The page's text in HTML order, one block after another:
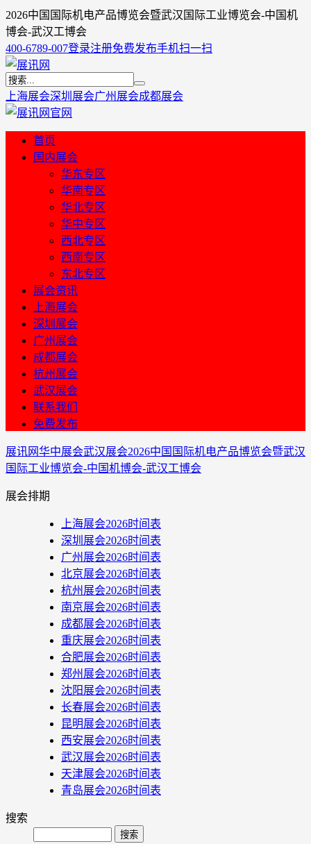
2026中国国际机电产品博览会暨武汉国际工业博览会-中国机
博会-武汉工博会
400-6789-007登录注册免费发布手机扫一扫
上海展会深圳展会广州展会成都展会
首页
国内展会
华东专区
华南专区
华北专区
华中专区
西北专区
西南专区
东北专区
展会资讯
上海展会
深圳展会
广州展会
成都展会
杭州展会
武汉展会
联系我们
免费发布
展讯网华中展会武汉展会2026中国国际机电产品博览会暨武汉
国际工业博览会-中国机博会-武汉工博会
展会排期
上海展会2026时间表
深圳展会2026时间表
广州展会2026时间表
北京展会2026时间表
杭州展会2026时间表
南京展会2026时间表
成都展会2026时间表
重庆展会2026时间表
合肥展会2026时间表
郑州展会2026时间表
沈阳展会2026时间表
长春展会2026时间表
昆明展会2026时间表
西安展会2026时间表
武汉展会2026时间表
天津展会2026时间表
青岛展会2026时间表
搜索
Search